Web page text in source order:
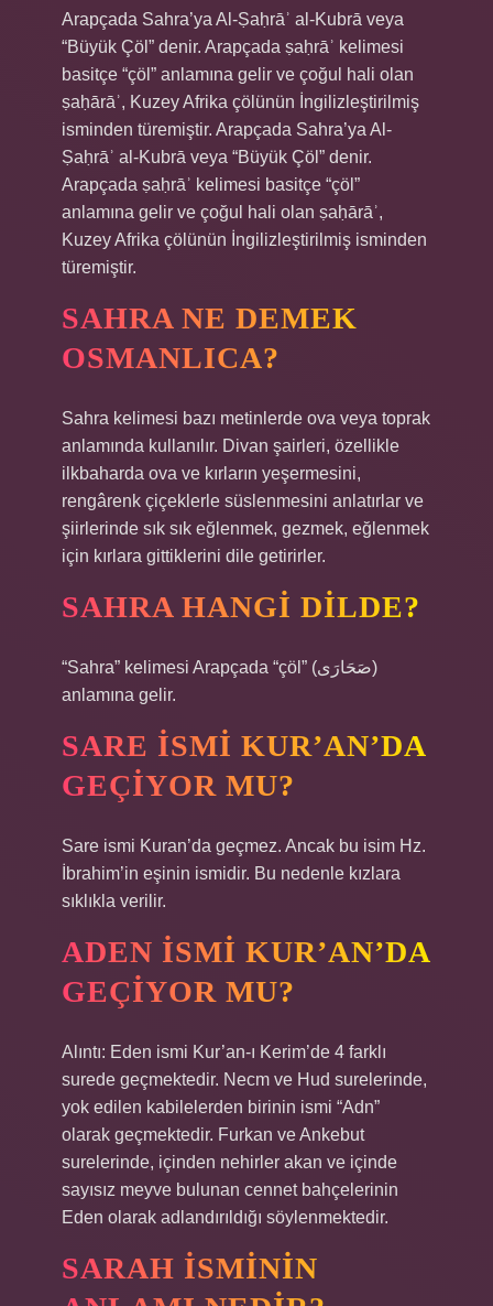
Arapçada Sahra’ya Al-Ṣaḥrāʾ al-Kubrā veya
“Büyük Çöl” denir. Arapçada ṣaḥrāʾ kelimesi
basitçe “çöl” anlamına gelir ve çoğul hali olan
ṣaḥārāʾ, Kuzey Afrika çölünün İngilizleştirilmiş
isminden türemiştir. Arapçada Sahra’ya Al-
Ṣaḥrāʾ al-Kubrā veya “Büyük Çöl” denir.
Arapçada ṣaḥrāʾ kelimesi basitçe “çöl”
anlamına gelir ve çoğul hali olan ṣaḥārāʾ,
Kuzey Afrika çölünün İngilizleştirilmiş isminden
türemiştir.
SAHRA NE DEMEK
OSMANLICA?
Sahra kelimesi bazı metinlerde ova veya toprak
anlamında kullanılır. Divan şairleri, özellikle
ilkbaharda ova ve kırların yeşermesini,
rengârenk çiçeklerle süslenmesini anlatırlar ve
şiirlerinde sık sık eğlenmek, gezmek, eğlenmek
için kırlara gittiklerini dile getirirler.
SAHRA HANGI DILDE?
“Sahra” kelimesi Arapçada “çöl” (صَحَارَى)
anlamına gelir.
SARE ISMI KUR’AN’DA
GEÇIYOR MU?
Sare ismi Kuran’da geçmez. Ancak bu isim Hz.
İbrahim’in eşinin ismidir. Bu nedenle kızlara
sıklıkla verilir.
ADEN ISMI KUR’AN’DA
GEÇIYOR MU?
Alıntı: Eden ismi Kur’an-ı Kerim’de 4 farklı
surede geçmektedir. Necm ve Hud surelerinde,
yok edilen kabilelerden birinin ismi “Adn”
olarak geçmektedir. Furkan ve Ankebut
surelerinde, içinden nehirler akan ve içinde
sayısız meyve bulunan cennet bahçelerinin
Eden olarak adlandırıldığı söylenmektedir.
SARAH ISMININ